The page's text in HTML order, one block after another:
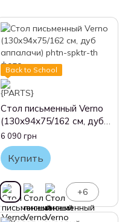
Back to School
Стол письменный Verno
(130х94х75/162 см, дуб
аппалачи)
6 090 грн
Купить
+6